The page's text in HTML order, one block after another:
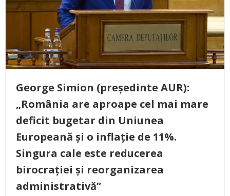
George Simion (președinte AUR):
„România are aproape cel mai mare
deficit bugetar din Uniunea
Europeană și o inflație de 11%.
Singura cale este reducerea
birocrației și reorganizarea
administrativă”